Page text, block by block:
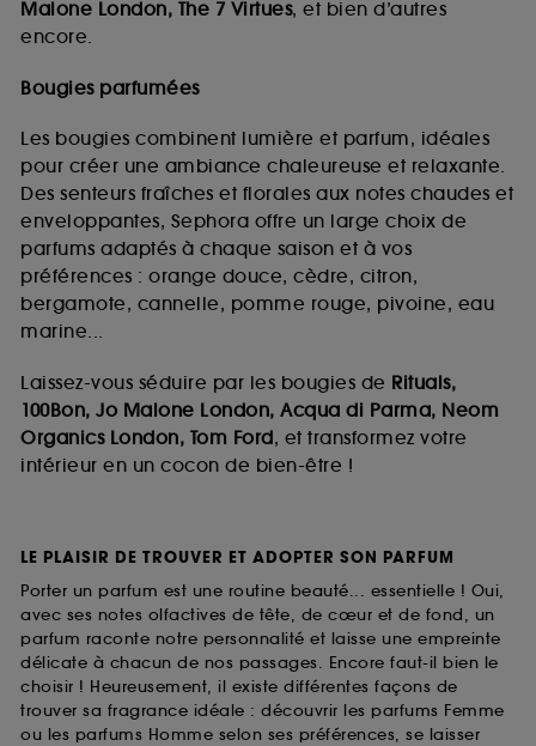
Malone London, The 7 Virtues, et bien d’autres
encore.
Bougies parfumées
Les bougies combinent lumière et parfum, idéales
pour créer une ambiance chaleureuse et relaxante.
Des senteurs fraîches et florales aux notes chaudes et
enveloppantes, Sephora offre un large choix de
parfums adaptés à chaque saison et à vos
préférences : orange douce, cèdre, citron,
bergamote, cannelle, pomme rouge, pivoine, eau
marine...
Laissez-vous séduire par les bougies de Rituals,
100Bon, Jo Malone London, Acqua di Parma, Neom
Organics London, Tom Ford, et transformez votre
intérieur en un cocon de bien-être !
LE PLAISIR DE TROUVER ET ADOPTER SON PARFUM
Porter un parfum est une routine beauté... essentielle ! Oui,
avec ses notes olfactives de tête, de cœur et de fond, un
parfum raconte notre personnalité et laisse une empreinte
délicate à chacun de nos passages. Encore faut-il bien le
choisir ! Heureusement, il existe différentes façons de
trouver sa fragrance idéale : découvrir les parfums Femme
ou les parfums Homme selon ses préférences, se laisser